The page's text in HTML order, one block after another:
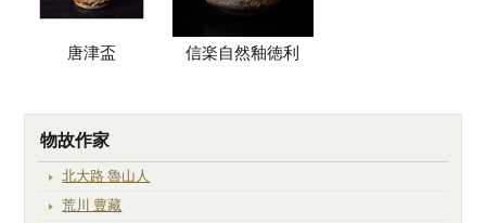
唐津盃 信楽自然釉徳利
物故作家
北大路 魯山人
荒川 豊藏